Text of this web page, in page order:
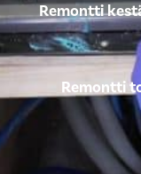
Remontti
Remontti